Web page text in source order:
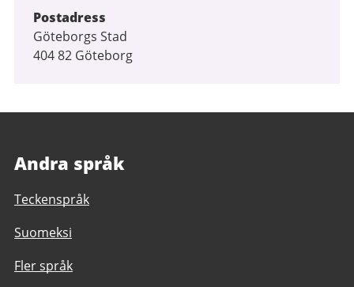
Postadress
Göteborgs Stad
404 82 Göteborg
Andra språk
Teckenspråk
Suomeksi
Fler språk